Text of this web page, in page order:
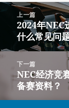
于
上一篇
上
篇
文
章：
2024年NEC
什么常见问
下一篇
下
篇
文
NEC经济竞
备赛资料？